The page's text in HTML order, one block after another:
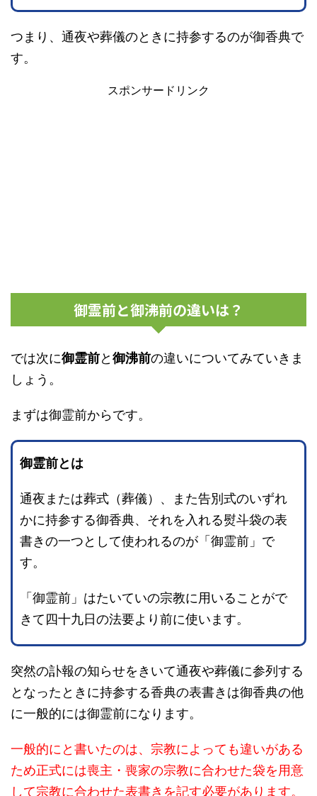
つまり、通夜や葬儀のときに持参するのが御香典で
す。
スポンサードリンク
御霊前と御沸前の違いは？
では次に御霊前と御沸前の違いについてみていきま
しょう。
まずは御霊前からです。
御霊前とは
通夜または葬式（葬儀）、また告別式のいずれ
かに持参する御香典、それを入れる熨斗袋の表
書きの一つとして使われるのが「御霊前」で
す。
「御霊前」はたいていの宗教に用いることがで
きて四十九日の法要より前に使います。
突然の訃報の知らせをきいて通夜や葬儀に参列する
となったときに持参する香典の表書きは御香典の他
に一般的には御霊前になります。
一般的にと書いたのは、宗教によっても違いがある
ため正式には喪主・喪家の宗教に合わせた袋を用意
して宗教に合わせた表書きを記す必要があります。